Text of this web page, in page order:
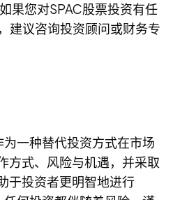
果您对SPAC股票投资有任
建议咨询投资顾问或财务专
一种替代投资方式在市场
方式、风险与机遇，并采取
于投资者更明智地进行